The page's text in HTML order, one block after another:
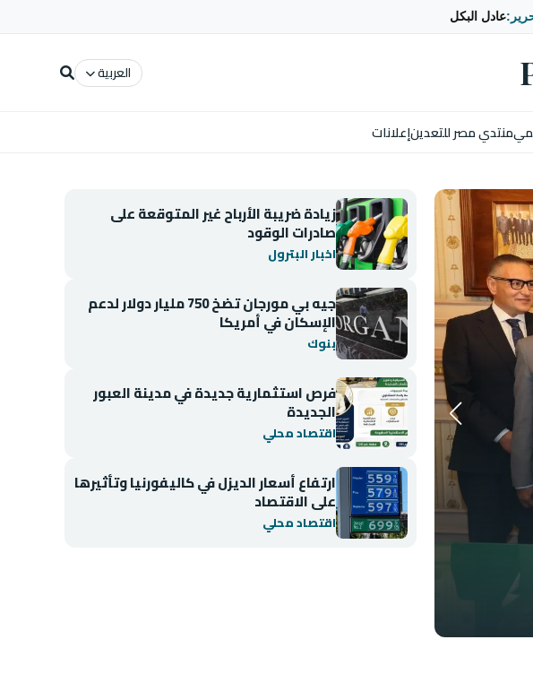
عادل البكل
العربية
منتدي مصر للتعدينإعلانات
اقتصاد محلي
زيادة ضريبة الأرباح غير المتوقعة على
صادرات الوقود
اخبار البترول
جيه بي مورجان تضخ 750 مليار دولار لدعم
الإسكان في أمريكا
بنوك
فرص استثمارية جديدة في مدينة العبور
الجديدة
اقتصاد محلي
ارتفاع أسعار الديزل في كاليفورنيا وتأثيرها
على الاقتصاد
اقتصاد محلي